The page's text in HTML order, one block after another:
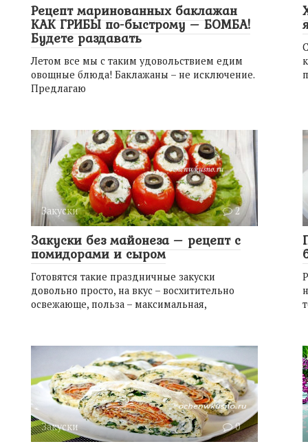
Рецепт маринованных баклажан
КАК ГРИБЫ по-быстрому – БОМБА!
Будете раздавать
Летом все мы с таким удовольствием едим
овощные блюда! Баклажаны – не исключение.
Предлагаю
Закуски 2
Закуски без майонеза – рецепт с
помидорами и сыром
Готовятся такие праздничные закуски
довольно просто, на вкус – восхитительно
освежающе, польза – максимальная,
Закуски 0